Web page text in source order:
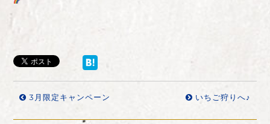
3月限定キャンペーン いちご狩りへ♪